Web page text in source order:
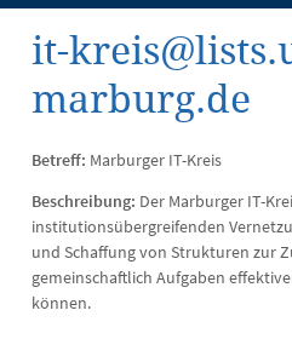
it-
marburg.de
Betreff: Marburger IT-Kreis
Beschreibung: Der Marburger IT-
institutionsübergreifenden
und Schaffung von Strukturen zur
gemeinschaftlich Aufgaben
können.